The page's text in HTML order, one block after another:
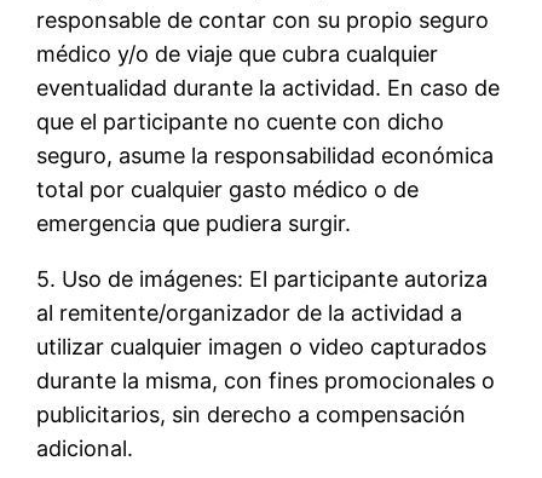
responsable de contar con su propio seguro
médico y/o de viaje que cubra cualquier
eventualidad durante la actividad. En caso de
que el participante no cuente con dicho
seguro, asume la responsabilidad económica
total por cualquier gasto médico o de
emergencia que pudiera surgir.
5. Uso de imágenes: El participante autoriza
al remitente/organizador de la actividad a
utilizar cualquier imagen o video capturados
durante la misma, con fines promocionales o
publicitarios, sin derecho a compensación
adicional.